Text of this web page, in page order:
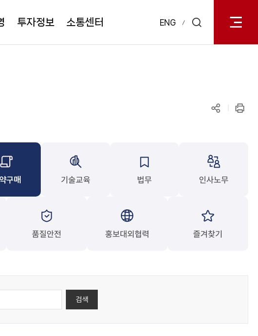
투자정보 소통센터 ENG
열기
구매 기술교육 법무 인사노무
품질안전 홍보대외협력 즐겨찾기
검색